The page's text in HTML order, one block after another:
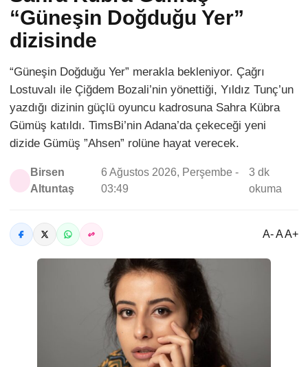
“Güneşin Doğduğu Yer”
dizisinde
“Güneşin Doğduğu Yer” merakla bekleniyor. Çağrı
Lostuvalı ile Çiğdem Bozali’nin yönettiği, Yıldız Tunç’un
yazdığı dizinin güçlü oyuncu kadrosuna Sahra Kübra
Gümüş katıldı. TimsBi’nin Adana’da çekeceği yeni
dizide Gümüş ”Ahsen” rolüne hayat verecek.
Birsen
Altuntaş
6 Ağustos 2026, Perşembe -
03:49
3 dk
okuma
A- A A+